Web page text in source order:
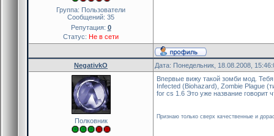
Группа: Пользователи
Сообщений: 35
Репутация: 0
Статус: Не в сети
NegativkO Дата: Понедельник, 18.08.2008,
Полковник
Впервые вижу такой зомби мод.
Infected (Biohazard), Zombie Plague
for cs 1.6 Это уже название говорит
Признаю только сверх качественные и